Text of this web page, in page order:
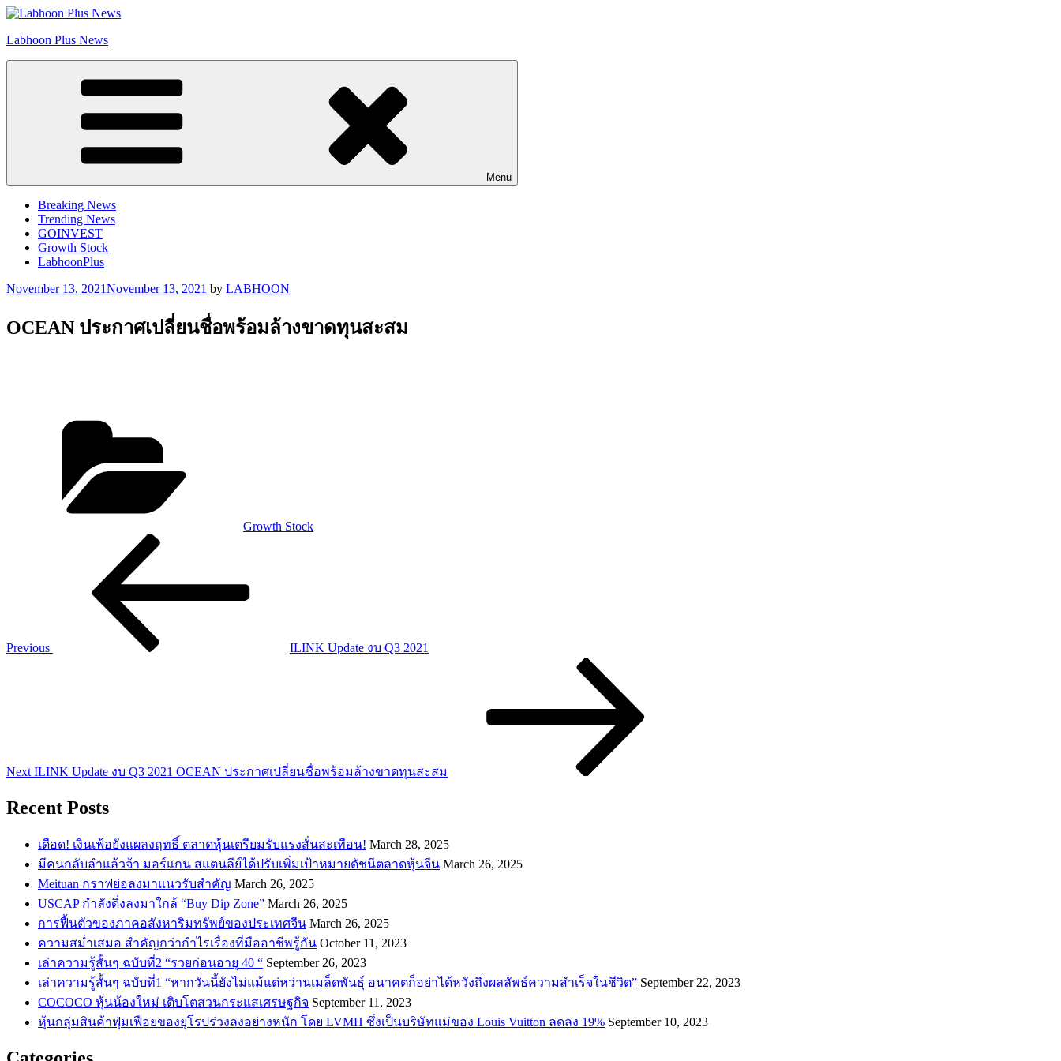
Skip
content
Labhoon Plus News
Menu
Breaking News
Trending News
GOINVEST
Growth Stock
LabhoonPlus
Posted
November 13, 2021November 13, 2021 by LABHOON
OCEAN ประกาศเปลี่ยนชื่อพร้อมล้างขาดทุนสะสม
Growth Stock
Previous
ILINK Update งบ Q3 2021
Next ILINK Update งบ Q3 2021 OCEAN ประกาศเปลี่ยนชื่อพร้อมล้างขาดทุนสะสม
Recent Posts
เดือด! เงินเฟ้อยังแผลงฤทธิ์ ตลาดหุ้นเตรียมรับแรงสั่นสะเทือน! March 28, 2025
​มีคนกลับลำแล้วจ้า มอร์แกน สแตนลีย์ได้ปรับเพิ่มเป้าหมายดัชนีตลาดหุ้นจีน March 26, 2025
Meituan กราฟย่อลงมาแนวรับสำคัญ March 26, 2025
USCAP กำลังดิ่งลงมาใกล้ “Buy Dip Zone” March 26, 2025
การฟื้นตัวของภาคอสังหาริมทรัพย์ของประเทศจีน March 26, 2025
ความสม่ำเสมอ สำคัญกว่ากำไรเรื่องที่มืออาชีพรู้กัน October 11, 2023
เล่าความรู้สั้นๆ ฉบับที่2 “รวยก่อนอายุ 40 “ September 26, 2023
เล่าความรู้สั้นๆ ฉบับที่1 “หากวันนี้ยังไม่แม้แต่หว่านเมล็ดพันธ์ุ อนาคตก็อย่าได้หวังถึงผลลัพธ์ความสำเร็จในชีวิต” September 22, 2023
COCOCO หุ้นน้องใหม่ เติบโตสวนกระแสเศรษฐกิจ September 11, 2023
หุ้นกลุ่มสินค้าฟุ่มเฟือยของยุโรปร่วงลงอย่างหนัก โดย LVMH ซึ่งเป็นบริษัทแม่ของ Louis Vuitton ลดลง 19% September 10, 2023